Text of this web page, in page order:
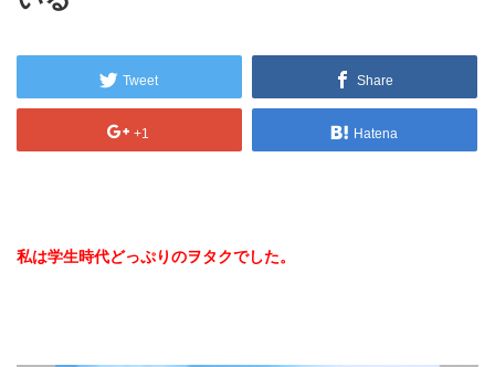
Tweet Share
+1 Hatena
私は学生時代どっぷりのヲタクでした。